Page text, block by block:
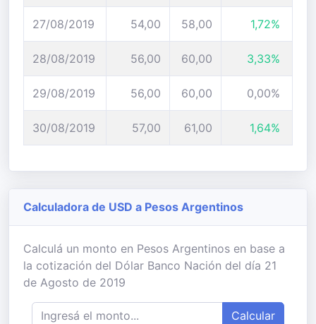
27/08/2019 54,00 58,00 1,72%
28/08/2019 56,00 60,00 3,33%
29/08/2019 56,00 60,00 0,00%
30/08/2019 57,00 61,00 1,64%
Calculadora de USD a Pesos Argentinos
Calculá un monto en Pesos Argentinos en base a
la cotización del Dólar Banco Nación del día 21
de Agosto de 2019
Calcular